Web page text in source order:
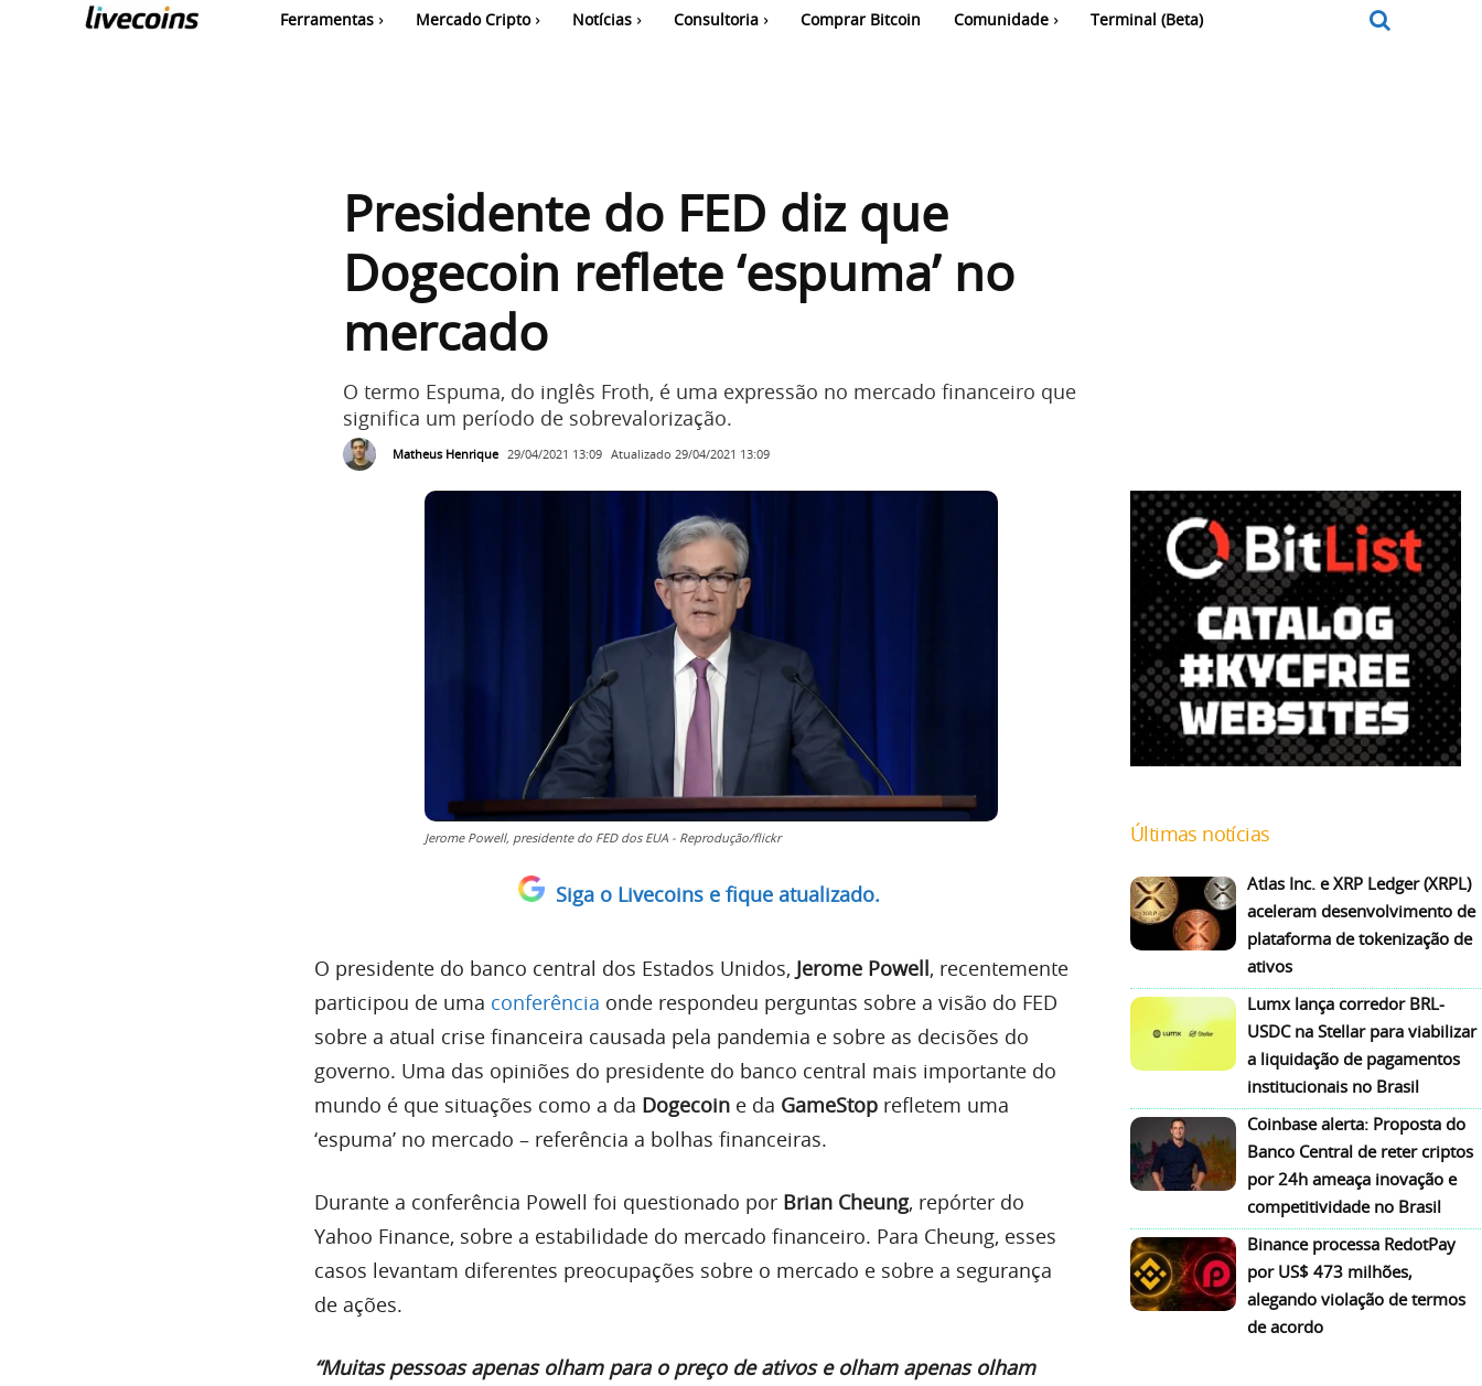
Ferramentas Mercado Cripto Notícias Consultoria Comprar Bitcoin Comunidade Terminal (Beta)
Presidente do FED diz que
Dogecoin reflete ‘espuma’ no
mercado
O termo Espuma, do inglês Froth, é uma expressão no mercado financeiro que
significa um período de sobrevalorização.
Matheus Henrique 29/04/2021 13:09 Atualizado 29/04/2021 13:09
Jerome Powell, presidente do FED dos EUA - Reprodução/flickr
Siga o Livecoins e fique atualizado.
O presidente do banco central dos Estados Unidos, Jerome Powell, recentemente
participou de uma conferência onde respondeu perguntas sobre a visão do FED
sobre a atual crise financeira causada pela pandemia e sobre as decisões do
governo. Uma das opiniões do presidente do banco central mais importante do
mundo é que situações como a da Dogecoin e da GameStop refletem uma
‘espuma’ no mercado – referência a bolhas financeiras.
Durante a conferência Powell foi questionado por Brian Cheung, repórter do
Yahoo Finance, sobre a estabilidade do mercado financeiro. Para Cheung, esses
casos levantam diferentes preocupações sobre o mercado e sobre a segurança
de ações.
“Muitas pessoas apenas olham para o preço de ativos e olham apenas olham
Últimas notícias
Atlas Inc. e XRP Ledger (XRPL)
aceleram desenvolvimento de
plataforma de tokenização de
ativos
Lumx lança corredor BRL-
USDC na Stellar para viabilizar
a liquidação de pagamentos
institucionais no Brasil
Coinbase alerta: Proposta do
Banco Central de reter criptos
por 24h ameaça inovação e
competitividade no Brasil
Binance processa RedotPay
por US$ 473 milhões,
alegando violação de termos
de acordo